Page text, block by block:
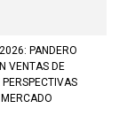
PANDERO
VENTAS DE